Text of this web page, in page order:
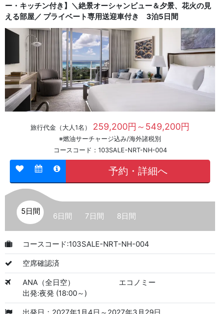
ー・キッチン付き】＼絶景オーシャンビュー＆夕景、花火の見
える部屋／ プライベート専用送迎車付き 3泊5日間
旅行代金（大人1名） 259,200円～549,200円
※燃油サーチャージ込み/海外諸税別
コースコード：103SALE-NRT-NH-004
予約・詳細へ
5日間
6日間 7日間 8日間
コースコード:103SALE-NRT-NH-004
空席確認済
ANA（全日空）
エコノミー
出発:夜発 (18:00～)